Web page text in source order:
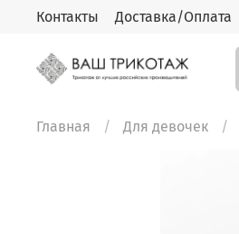
Контакты Доставка/Оплата
Главная Для девочек